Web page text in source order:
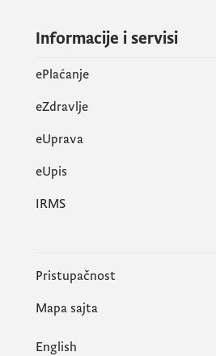
Informacije i servisi
ePlaćanje
eZdravlje
eUprava
еUpis
IRMS
Pristupačnost
Mapa sajta
English